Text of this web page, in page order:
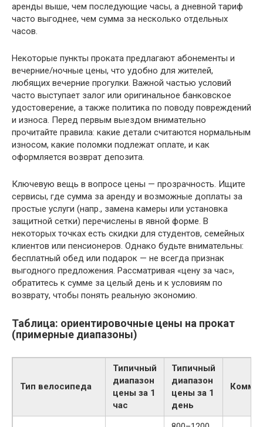
аренды выше, чем последующие часы, а дневной тариф
часто выгоднее, чем сумма за несколько отдельных
часов.
Некоторые пункты проката предлагают абонементы и
вечерние/ночные цены, что удобно для жителей,
любящих вечерние прогулки. Важной частью условий
часто выступает залог или оригинальное банковское
удостоверение, а также политика по поводу повреждений
и износа. Перед первым выездом внимательно
прочитайте правила: какие детали считаются нормальным
износом, какие поломки подлежат оплате, и как
оформляется возврат депозита.
Ключевую вещь в вопросе цены — прозрачность. Ищите
сервисы, где сумма за аренду и возможные доплаты за
простые услуги (напр., замена камеры или установка
защитной сетки) перечислены в явной форме. В
некоторых точках есть скидки для студентов, семейных
клиентов или пенсионеров. Однако будьте внимательны:
бесплатный обед или подарок — не всегда признак
выгодного предложения. Рассматривая «цену за час»,
обратитесь к сумме за целый день и к условиям по
возврату, чтобы понять реальную экономию.
Таблица: ориентировочные цены на прокат
(примерные диапазоны)
Тип велосипеда
Типичный
диапазон
цены за 1
час
Типичный
диапазон
цены за 1
день